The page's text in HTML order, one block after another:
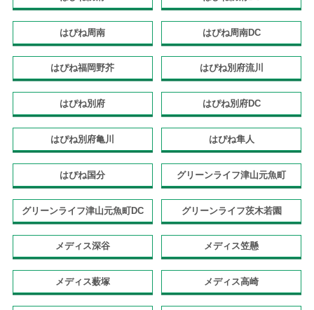
はぴね周南 はぴね周南DC
はぴね福岡野芥 はぴね別府流川
はぴね別府 はぴね別府DC
はぴね別府亀川 はぴね隼人
はぴね国分 グリーンライフ津山元魚町
グリーンライフ津山元魚町DC グリーンライフ茨木若園
メディス深谷 メディス笠懸
メディス薮塚 メディス高崎